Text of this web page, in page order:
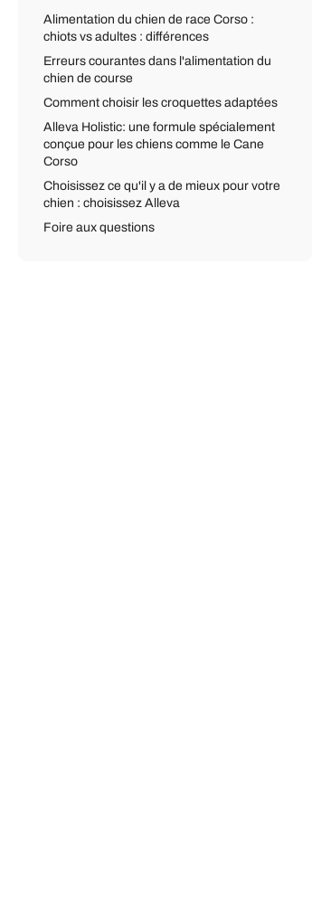
Alimentation du chien de race Corso :
chiots vs adultes : différences
Erreurs courantes dans l'alimentation du
chien de course
Comment choisir les croquettes adaptées
Alleva Holistic: une formule spécialement
conçue pour les chiens comme le Cane
Corso
Choisissez ce qu'il y a de mieux pour votre
chien : choisissez Alleva
Foire aux questions